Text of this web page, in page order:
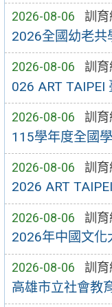
2026-08-06 訓育
2026全國幼老共
2026-08-06 訓育
026 ART TAIPEI
2026-08-06 訓育
115學年度全國
2026-08-06 訓育
2026 ART
2026-08-06 訓育
2026年中國文化
2026-08-06 訓育
高雄市立社會教